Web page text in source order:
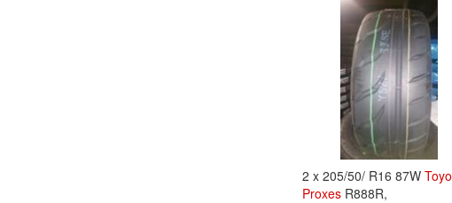
2 x 205/50/ R16 87W Toyo
Proxes R888R,